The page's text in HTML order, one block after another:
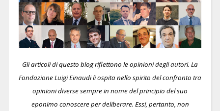
Gli articoli di questo blog riflettono le opinioni degli autori. La
Fondazione Luigi Einaudi li ospita nello spirito del confronto tra
opinioni diverse sempre in nome del principio del suo
eponimo conoscere per deliberare. Essi, pertanto, non